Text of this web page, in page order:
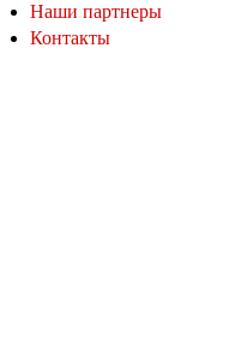
Наши партнеры
Контакты